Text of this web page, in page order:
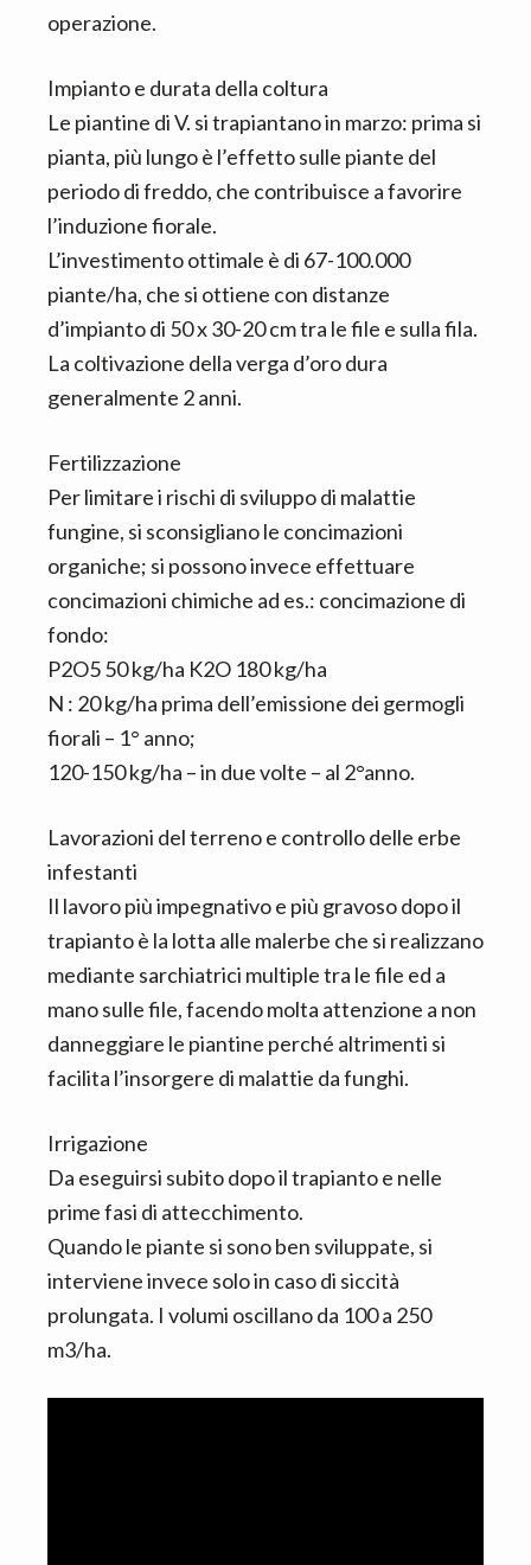
operazione.
Impianto e durata della coltura
Le piantine di V. si trapiantano in marzo: prima si
pianta, più lungo è l’effetto sulle piante del
periodo di freddo, che contribuisce a favorire
l’induzione fiorale.
L’investimento ottimale è di 67-100.000
piante/ha, che si ottiene con distanze
d’impianto di 50 x 30-20 cm tra le file e sulla fila.
La coltivazione della verga d’oro dura
generalmente 2 anni.
Fertilizzazione
Per limitare i rischi di sviluppo di malattie
fungine, si sconsigliano le concimazioni
organiche; si possono invece effettuare
concimazioni chimiche ad es.: concimazione di
fondo:
P2O5 50 kg/ha K2O 180 kg/ha
N : 20 kg/ha prima dell’emissione dei germogli
fiorali – 1° anno;
120-150 kg/ha – in due volte – al 2°anno.
Lavorazioni del terreno e controllo delle erbe
infestanti
Il lavoro più impegnativo e più gravoso dopo il
trapianto è la lotta alle malerbe che si realizzano
mediante sarchiatrici multiple tra le file ed a
mano sulle file, facendo molta attenzione a non
danneggiare le piantine perché altrimenti si
facilita l’insorgere di malattie da funghi.
Irrigazione
Da eseguirsi subito dopo il trapianto e nelle
prime fasi di attecchimento.
Quando le piante si sono ben sviluppate, si
interviene invece solo in caso di siccità
prolungata. I volumi oscillano da 100 a 250
m3/ha.